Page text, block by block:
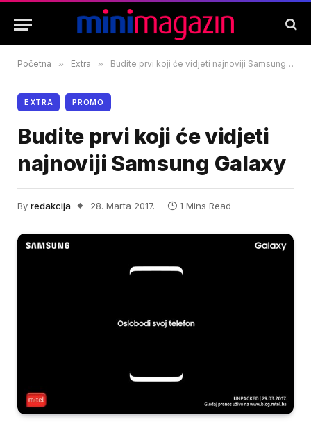
Početna » Extra » Budite prvi koji će vidjeti najnoviji Samsung Galaxy
EXTRA PROMO
Budite prvi koji će vidjeti
najnoviji Samsung Galaxy
By redakcija 28. Marta 2017. 1 Mins Read